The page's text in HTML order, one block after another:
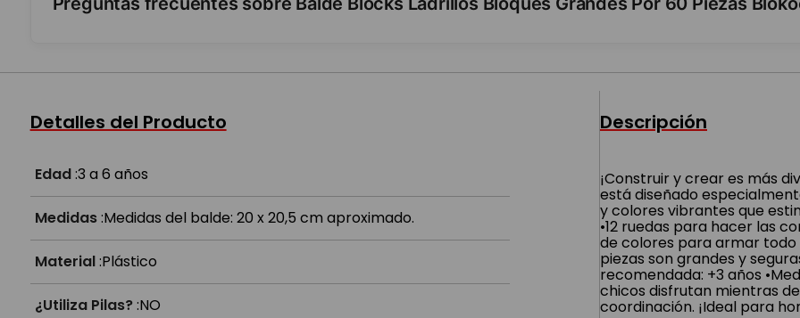
¿Qué estimula y cómo se guardan?
Detalles del Producto
Edad:3 a 6 años
Medidas:Medidas del balde: 20 x 20,5 cm aproximado.
Material:Plástico
¿Utiliza Pilas?:NO
Descripción
¡Construir y crear es más
está diseñado
y colores vibrantes que
•12 ruedas para hacer las
de colores para armar todo
piezas son grandes y
recomendada: +3 años
chicos disfrutan mientras
coordinación. ¡Ideal para